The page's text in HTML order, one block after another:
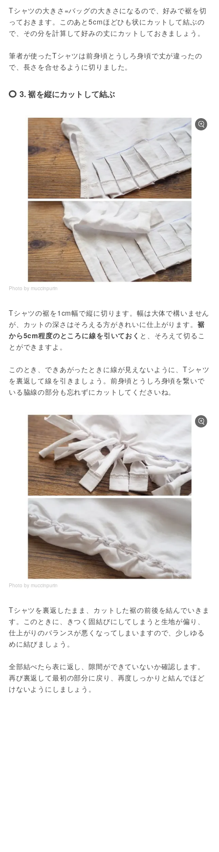
Tシャツの大きさ=バッグの大きさになるので、好みで裾を切
っておきます。このあと5cmほどひも状にカットして結ぶの
で、その分を計算して好みの丈にカットしておきましょう。
筆者が使ったTシャツは前身頃とうしろ身頃で丈が違ったの
で、長さを合せるように切りました。
3. 裾を縦にカットして結ぶ
Photo by muccinpurin
Tシャツの裾を1cm幅で縦に切ります。幅は大体で構いません
が、カットの深さはそろえる方がきれいに仕上がります。 裾
から5cm程度のところに線を引いておく と、そろえて切るこ
とができますよ。
このとき、できあがったときに線が見えないように、Tシャツ
を裏返して線を引きましょう。前身頃とうしろ身頃を繋いで
いる脇線の部分も忘れずにカットしてくださいね。
Photo by muccinpurin
Tシャツを裏返したまま、カットした裾の前後を結んでいきま
す。このときに、きつく固結びにしてしまうと生地が偏り、
仕上がりのバランスが悪くなってしまいますので、少しゆる
めに結びましょう。
全部結べたら表に返し、隙間ができていないか確認します。
再び裏返して最初の部分に戻り、再度しっかりと結んでほど
けないようにしましょう。